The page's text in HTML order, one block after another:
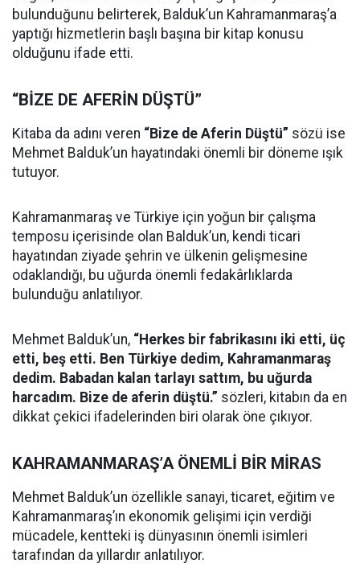
bulunduğunu belirterek, Balduk’un Kahramanmaraş’a
yaptığı hizmetlerin başlı başına bir kitap konusu
olduğunu ifade etti.
“BİZE DE AFERİN DÜŞTÜ”
Kitaba da adını veren “Bize de Aferin Düştü” sözü ise
Mehmet Balduk’un hayatındaki önemli bir döneme ışık
tutuyor.
Kahramanmaraş ve Türkiye için yoğun bir çalışma
temposu içerisinde olan Balduk’un, kendi ticari
hayatından ziyade şehrin ve ülkenin gelişmesine
odaklandığı, bu uğurda önemli fedakârlıklarda
bulunduğu anlatılıyor.
Mehmet Balduk’un, “Herkes bir fabrikasını iki etti, üç
etti, beş etti. Ben Türkiye dedim, Kahramanmaraş
dedim. Babadan kalan tarlayı sattım, bu uğurda
harcadım. Bize de aferin düştü.” sözleri, kitabın da en
dikkat çekici ifadelerinden biri olarak öne çıkıyor.
KAHRAMANMARAŞ’A ÖNEMLİ BİR MİRAS
Mehmet Balduk’un özellikle sanayi, ticaret, eğitim ve
Kahramanmaraş’ın ekonomik gelişimi için verdiği
mücadele, kentteki iş dünyasının önemli isimleri
tarafından da yıllardır anlatılıyor.